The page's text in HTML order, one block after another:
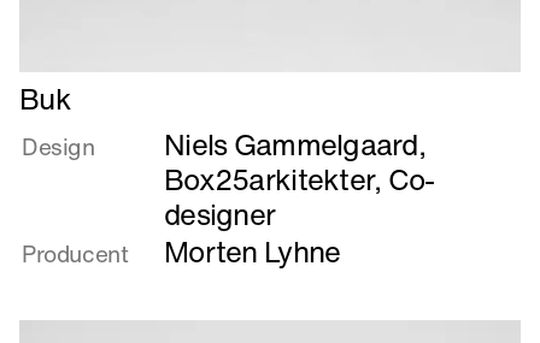
Læs
mere
om
Buk
Design Niels Gammelgaard,
Box25arkitekter, Co-
designer
Producent Morten Lyhne